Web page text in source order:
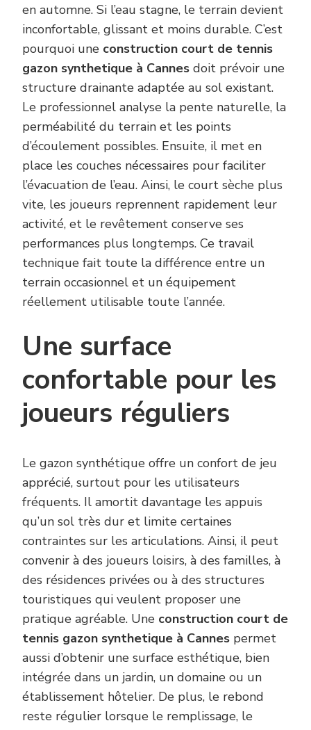
en automne. Si l’eau stagne, le terrain devient
inconfortable, glissant et moins durable. C’est
pourquoi une construction court de tennis
gazon synthetique à Cannes doit prévoir une
structure drainante adaptée au sol existant.
Le professionnel analyse la pente naturelle, la
perméabilité du terrain et les points
d’écoulement possibles. Ensuite, il met en
place les couches nécessaires pour faciliter
l’évacuation de l’eau. Ainsi, le court sèche plus
vite, les joueurs reprennent rapidement leur
activité, et le revêtement conserve ses
performances plus longtemps. Ce travail
technique fait toute la différence entre un
terrain occasionnel et un équipement
réellement utilisable toute l’année.
Une surface
confortable pour les
joueurs réguliers
Le gazon synthétique offre un confort de jeu
apprécié, surtout pour les utilisateurs
fréquents. Il amortit davantage les appuis
qu’un sol très dur et limite certaines
contraintes sur les articulations. Ainsi, il peut
convenir à des joueurs loisirs, à des familles, à
des résidences privées ou à des structures
touristiques qui veulent proposer une
pratique agréable. Une construction court de
tennis gazon synthetique à Cannes permet
aussi d’obtenir une surface esthétique, bien
intégrée dans un jardin, un domaine ou un
établissement hôtelier. De plus, le rebond
reste régulier lorsque le remplissage, le